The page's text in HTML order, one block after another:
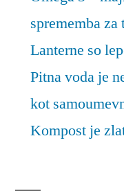
sprememba za
Lanterne so
Pitna voda je
kot
Kompost je